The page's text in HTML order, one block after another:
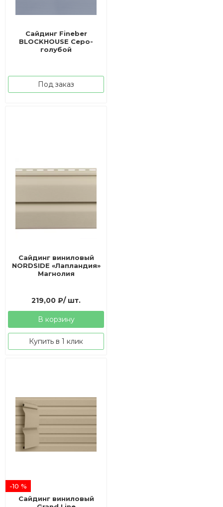
Сайдинг Fineber
BLOCKHOUSE Серо-
голубой
Под заказ
Сайдинг виниловый
NORDSIDE «Лапландия»
Магнолия
219,00₽/ шт.
В корзину
Купить в 1 клик
-10 %
Сайдинг виниловый